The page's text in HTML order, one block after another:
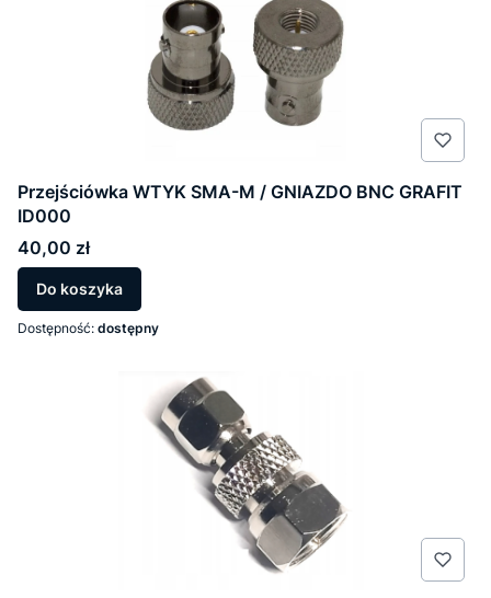
Przejściówka WTYK SMA-M / GNIAZDO BNC GRAFIT
ID000
Cena
40,00 zł
Do koszyka
Dostępność: dostępny